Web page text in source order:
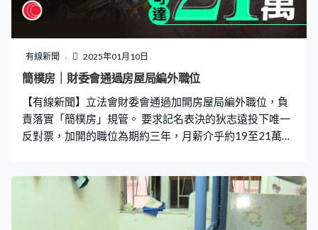
有線新聞 2025年01月10日
簡樸房｜財委會通過房屋局編外職位
【有線新聞】立法會財委會通過加開房屋局編外職位，負
責落實「簡樸房」規管。 要求記名表決的狄志遠投下唯一
反對票，加開的職位為期約三年，月薪介乎約19至21萬
提升香港國際航空樞紐地位及發展低空經濟。兩個項目都
因應人事編制小組的建議未有進一步討論。